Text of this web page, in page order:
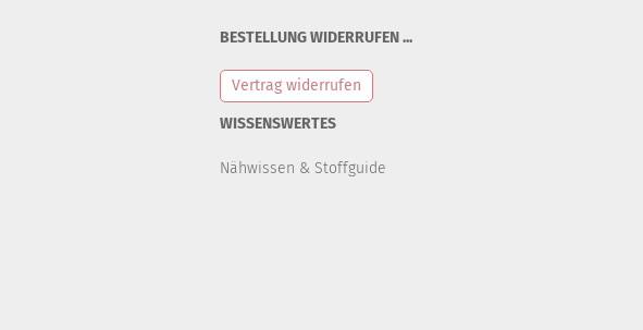
BESTELLUNG WIDERRUFEN ...
Vertrag widerrufen
WISSENSWERTES
Nähwissen & Stoffguide